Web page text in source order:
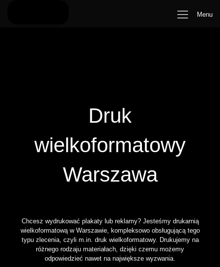
Menu
Druk
wielkoformatowy
Warszawa
Chcesz wydrukować plakaty lub reklamy? Jesteśmy drukarnią
wielkoformatową w Warszawie, kompleksowo obsługującą tego
typu zlecenia, czyli m.in. druk wielkoformatowy. Drukujemy na
różnego rodzaju materiałach, dzięki czemu możemy
odpowiedzieć nawet na największe wyzwania.